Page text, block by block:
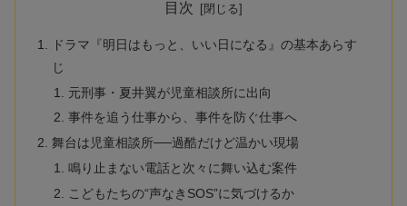
目次
ドラマ『明日はもっと、いい日になる』の基本あらす
じ
元刑事・夏井翼が児童相談所に出向
事件を追う仕事から、事件を防ぐ仕事へ
舞台は児童相談所──過酷だけど温かい現場
鳴り止まない電話と次々に舞い込む案件
こどもたちの“声なきSOS”に気づけるか